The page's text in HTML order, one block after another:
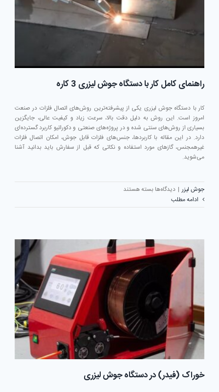
راهنمای کامل کار با دستگاه جوش لیزری 3 کاره
کار با دستگاه جوش لیزری یکی از پیشرفته‌ترین روش‌های اتصال فلزات در صنعت
امروز است. این روش به دلیل دقت بالا، سرعت زیاد و کیفیت عالی، جایگزین
بسیاری از روش‌های سنتی شده و در پروژه‌های صنعتی و دکوراتیو کاربرد گسترده‌ای
دارد. در این مقاله با کاربردها، جنس‌های فلزات قابل جوش، امکان اتصال فلزات
غیرهمجنس، گازهای مورد استفاده و نکاتی که قبل از سفارش باید بدانید آشنا
می‌شوید.
جوش لیزر | دیدگاه‌ها برای
کامل
دستگاه
جوش
لیزری
بسته هستند
ادامه مطلب
خوراک (فیدر) در دستگاه جوش لیزری